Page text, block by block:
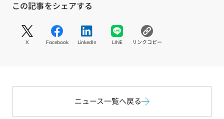
この記事をシェアする
S
N
S
X
S
N
S
Facebook
S
N
S
n
LinkedIn
S
N
S
N
LINE
コ
ピ
ー
リンクコピー
ニュース一覧へ戻る